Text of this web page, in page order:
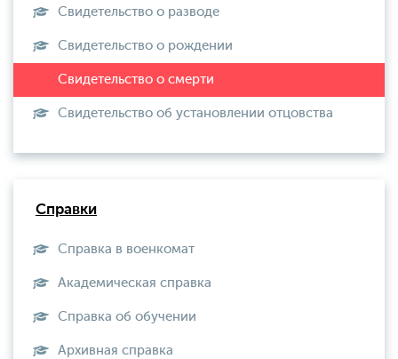
Свидетельство о разводе
Свидетельство о рождении
Свидетельство об установлении отцовства
Справки
Справка в военкомат
Академическая справка
Справка об обучении
Архивная справка